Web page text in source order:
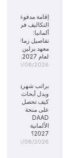
إقامة مدفوعة
التكاليف في
ألمانيا:
تفاصيل زمالة
معهد برلين
لعام 2027.
06/08/2026
براتب شهري
وبدل أبحاث:
كيف تحصل
على منحة
DAAD
الألمانية
2027؟
05/08/2026